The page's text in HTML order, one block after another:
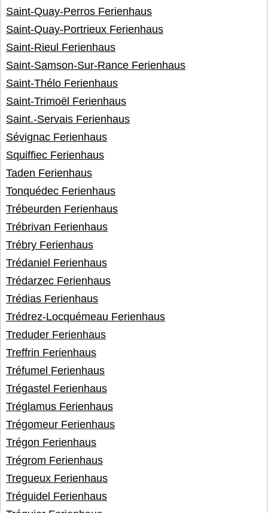
Saint-Quay-Perros Ferienhaus
Saint-Quay-Portrieux Ferienhaus
Saint-Rieul Ferienhaus
Saint-Samson-Sur-Rance Ferienhaus
Saint-Thélo Ferienhaus
Saint-Trimoël Ferienhaus
Saint.-Servais Ferienhaus
Sévignac Ferienhaus
Squiffiec Ferienhaus
Taden Ferienhaus
Tonquédec Ferienhaus
Trébeurden Ferienhaus
Trébrivan Ferienhaus
Trébry Ferienhaus
Trédaniel Ferienhaus
Trédarzec Ferienhaus
Trédias Ferienhaus
Trédrez-Locquémeau Ferienhaus
Treduder Ferienhaus
Treffrin Ferienhaus
Tréfumel Ferienhaus
Trégastel Ferienhaus
Tréglamus Ferienhaus
Trégomeur Ferienhaus
Trégon Ferienhaus
Trégrom Ferienhaus
Tregueux Ferienhaus
Tréguidel Ferienhaus